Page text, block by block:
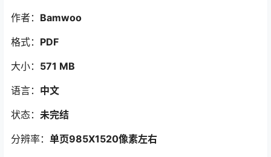
作者： Bamwoo
格式： PDF
大小： 571 MB
语言： 中文
状态： 未完结
分辨率： 单页985X1520像素左右